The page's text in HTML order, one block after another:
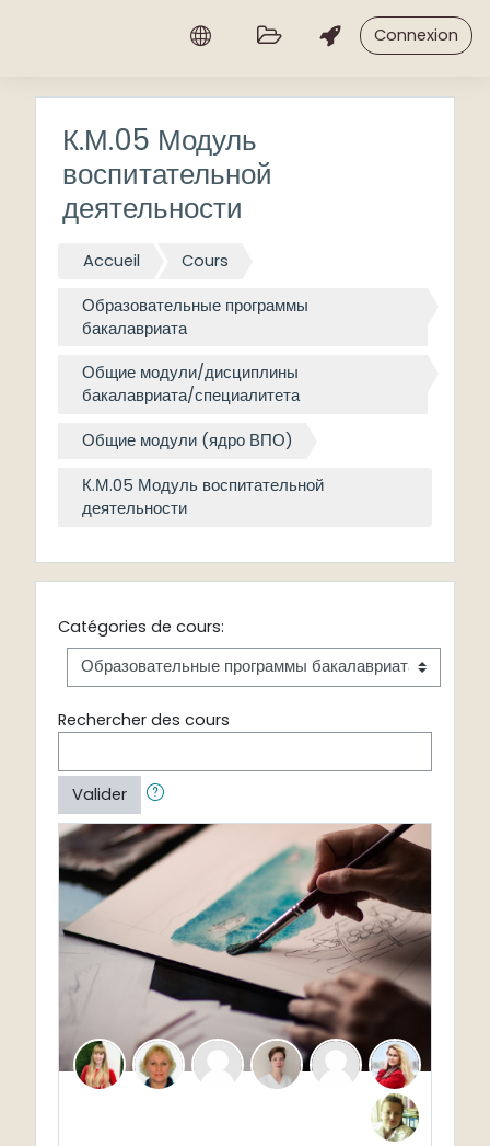
Connexion
К.М.05 Модуль
воспитательной
деятельности
Accueil Cours
Образовательные программы
бакалавриата
Общие модули/дисциплины
бакалавриата/специалитета
Общие модули (ядро ВПО)
К.М.05 Модуль воспитательной
деятельности
Catégories de cours:
Rechercher des cours
Valider